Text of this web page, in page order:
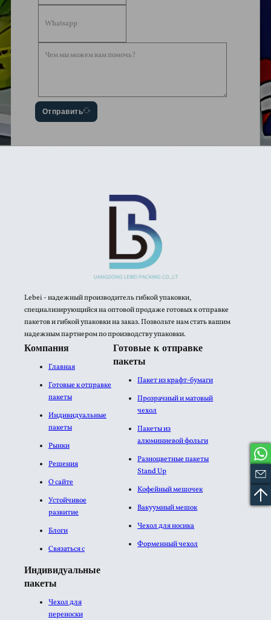
Отправить
Lebei - надежный производитель гибкой упаковки,
специализирующийся на оптовой продаже готовых к отправке
пакетов и гибкой упаковки на заказ. Позвольте нам стать вашим
надежным партнером по производству упаковки.
Компания
Главная
Готовые к отправке
пакеты
Индивидуальные
пакеты
Рынки
Решения
О сайте
Устойчивое
развитие
Блоги
Связаться с
Готовые к отправке
пакеты
Пакет из крафт-бумаги
Прозрачный и матовый
чехол
Пакеты из
алюминиевой фольги​
Разноцветные пакеты
Stand Up
Кофейный мешочек
Вакуумный мешок
Чехол для носика
Форменный чехол
Индивидуальные
пакеты
Чехол для
переноски